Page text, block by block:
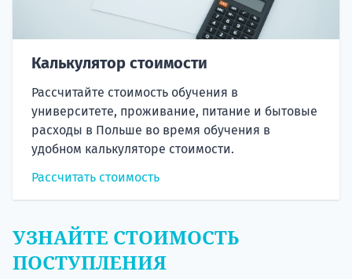
Калькулятор стоимости
Рассчитайте стоимость обучения в
университете, проживание, питание и бытовые
расходы в Польше во время обучения в
удобном калькуляторе стоимости.
Рассчитать стоимость
УЗНАЙТЕ СТОИМОСТЬ
ПОСТУПЛЕНИЯ